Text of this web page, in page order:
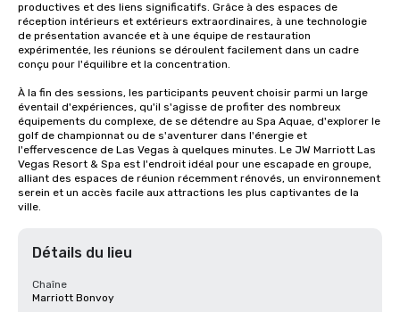
productives et des liens significatifs. Grâce à des espaces de
réception intérieurs et extérieurs extraordinaires, à une technologie
de présentation avancée et à une équipe de restauration
expérimentée, les réunions se déroulent facilement dans un cadre
conçu pour l'équilibre et la concentration.
À la fin des sessions, les participants peuvent choisir parmi un large
éventail d'expériences, qu'il s'agisse de profiter des nombreux
équipements du complexe, de se détendre au Spa Aquae, d'explorer le
golf de championnat ou de s'aventurer dans l'énergie et
l'effervescence de Las Vegas à quelques minutes. Le JW Marriott Las
Vegas Resort & Spa est l'endroit idéal pour une escapade en groupe,
alliant des espaces de réunion récemment rénovés, un environnement
serein et un accès facile aux attractions les plus captivantes de la
ville.
Détails du lieu
Chaîne
Marriott Bonvoy